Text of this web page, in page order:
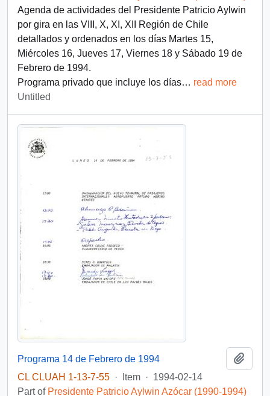
Agenda de actividades del Presidente Patricio Aylwin
por gira en las VIII, X, XI, XII Región de Chile
detallados y ordenados en los días Martes 15,
Miércoles 16, Jueves 17, Viernes 18 y Sábado 19 de
Febrero de 1994.
Programa privado que incluye los días… read more
Untitled
Programa 14 de Febrero de 1994
CL CLUAH 1-13-7-55 · Item · 1994-02-14
Part of Presidente Patricio Aylwin Azócar (1990-1994)